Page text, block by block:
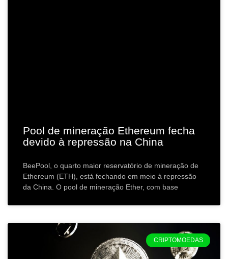
Pool de mineração Ethereum fecha
devido à repressão na China
BeePool, o quarto maior reservatório de mineração de
Ethereum (ETH), está fechando em meio à repressão
da China. O pool de mineração Ether, com base
CRIPTOMOEDAS